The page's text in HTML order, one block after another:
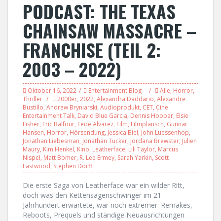
PODCAST: THE TEXAS
CHAINSAW MASSACRE –
FRANCHISE (TEIL 2:
2003 – 2022)
Oktober 16, 2022 Entertainment Blog Alle, Horror,
Thriller
2000er, 2022, Alexandra Daddario, Alexandre
Bustillo, Andrew Bryniarski, Audioprodukt, CET, Cine
Entertainment Talk, David Blue Garcia, Dennis Hopper, Elsie
Fisher, Eric Balfour, Fede Alvarez, Film, Filmplausch, Gunnar
Hansen, Horror, Hörsendung, Jessica Biel, John Luessenhop,
Jonathan Liebesman, Jonathan Tucker, Jordana Brewster, Julien
Maury, Kim Henkel, Kino, Leatherface, Lili Taylor, Marcus
Nispel, Matt Bomer, R. Lee Ermey, Sarah Yarkin, Scott
Eastwood, Stephen Dorff
Die erste Saga von Leatherface war ein wilder Ritt,
doch was den Kettensägenschwinger im 21.
Jahrhundert erwartete, war noch extremer: Remakes,
Reboots, Prequels und ständige Neuausrichtungen